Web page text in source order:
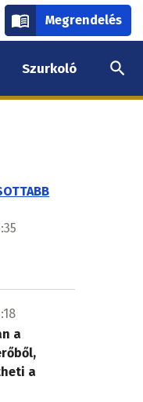
Megrendelés
Szurkoló
a
a